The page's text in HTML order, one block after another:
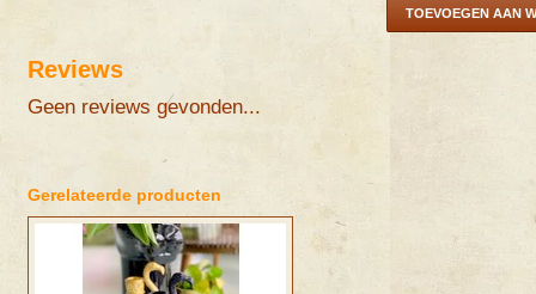
TOEVOEGEN AAN
Reviews
Geen reviews gevonden...
Gerelateerde producten